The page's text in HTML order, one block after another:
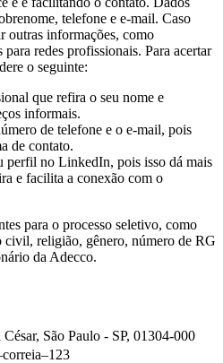
telefone e e-mail. Caso
outras informações, como
redes profissionais. Para acertar
o seguinte:
que refira o seu nome e
informais.
de telefone e o e-mail, pois
de contato.
perfil no LinkedIn, pois isso dá mais
e facilita a conexão com o
para o processo seletivo, como
civil, religião, gênero, número de RG
da Adecco.
São Paulo - SP, 01304-000